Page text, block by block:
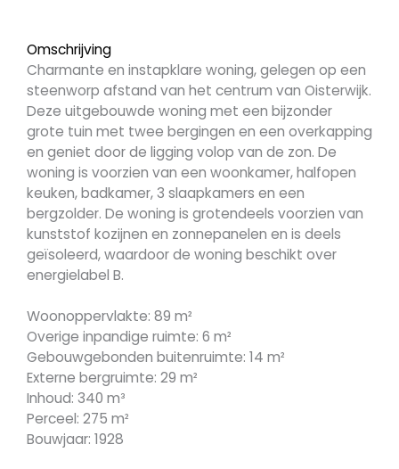
Omschrijving
Charmante en instapklare woning, gelegen op een
steenworp afstand van het centrum van Oisterwijk.
Deze uitgebouwde woning met een bijzonder
grote tuin met twee bergingen en een overkapping
en geniet door de ligging volop van de zon. De
woning is voorzien van een woonkamer, halfopen
keuken, badkamer, 3 slaapkamers en een
bergzolder. De woning is grotendeels voorzien van
kunststof kozijnen en zonnepanelen en is deels
geïsoleerd, waardoor de woning beschikt over
energielabel B.
Woonoppervlakte: 89 m²
Overige inpandige ruimte: 6 m²
Gebouwgebonden buitenruimte: 14 m²
Externe bergruimte: 29 m²
Inhoud: 340 m³
Perceel: 275 m²
Bouwjaar: 1928